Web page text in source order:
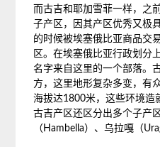
而古吉和耶加雪菲一样，之
子产区，因其产区优秀又极
的时候被埃塞俄比亚商品交
区。在埃塞俄比亚行政划分
名字来自这里的一个部落。
方，这里地形复杂多变，有
海拔达1800米，这些环境造
古吉产区还区分出多个子产
（Hambella）、乌拉嘎（